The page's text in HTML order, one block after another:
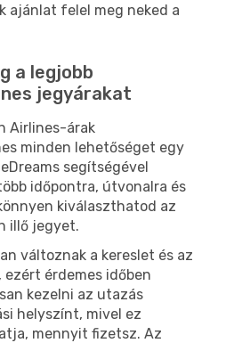
ajánlat felel meg neked a
a legjobb
jegyárakat
Airlines-árak
minden lehetőséget egy
segítségével
időpontra, útvonalra és
kiválaszthatod az
illő jegyet.
változnak a kereslet és az
érdemes időben
kezelni az utazás
helyszínt, mivel ez
mennyit fizetsz. Az